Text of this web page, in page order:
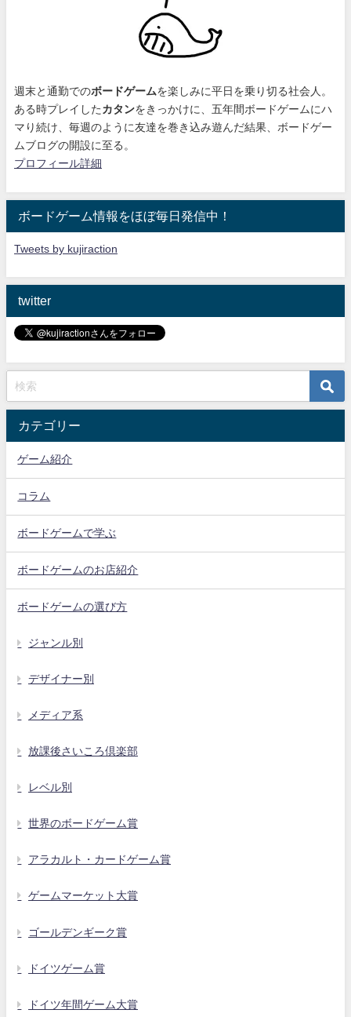
週末と通勤でのボードゲームを楽しみに平日を乗り切る社会人。
ある時プレイした カタンをきっかけに、 五年間ボードゲームにハ
マり続け 、毎週のように友達を巻き込み遊んだ結果、ボードゲー
ムブログの開設に至る。
プロフィール詳細
ボードゲーム情報をほぼ毎日発信中！
Tweets by kujiraction
twitter
カテゴリー
ゲーム紹介
コラム
ボードゲームで学ぶ
ボードゲームのお店紹介
ボードゲームの選び方
ジャンル別
デザイナー別
メディア系
放課後さいころ倶楽部
レベル別
世界のボードゲーム賞
アラカルト・カードゲーム賞
ゲームマーケット大賞
ゴールデンギーク賞
ドイツゲーム賞
ドイツ年間ゲーム大賞